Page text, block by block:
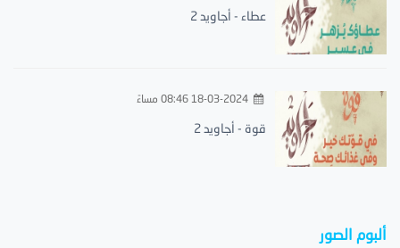
عطاء - أجاويد 2
18-03-2024 08:46 مساءً
قوة - أجاويد 2
ألبوم الصور